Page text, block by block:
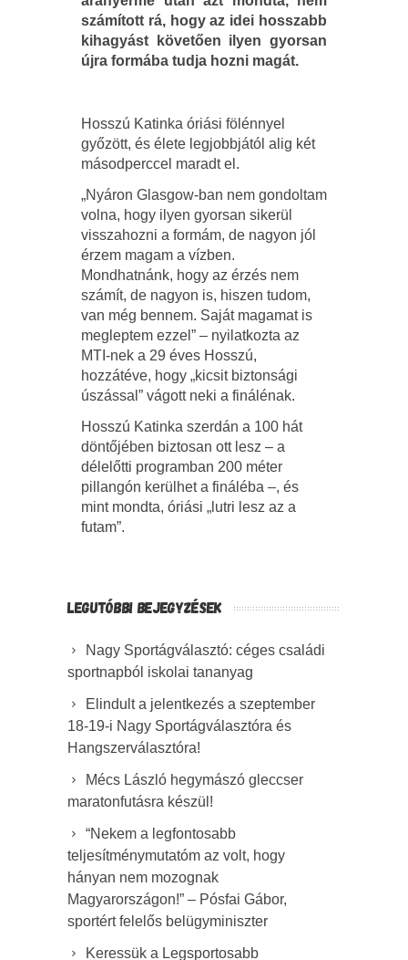
számított rá, hogy az idei hosszabb
kihagyást követően ilyen gyorsan
újra formába tudja hozni magát.
Hosszú Katinka óriási fölénnyel
győzött, és élete legjobbjától alig két
másodperccel maradt el.
„Nyáron Glasgow-ban nem gondoltam
volna, hogy ilyen gyorsan sikerül
visszahozni a formám, de nagyon jól
érzem magam a vízben.
Mondhatnánk, hogy az érzés nem
számít, de nagyon is, hiszen tudom,
van még bennem. Saját magamat is
megleptem ezzel” – nyilatkozta az
MTI-nek a 29 éves Hosszú,
hozzátéve, hogy „kicsit biztonsági
úszással” vágott neki a finálénak.
Hosszú Katinka szerdán a 100 hát
döntőjében biztosan ott lesz – a
délelőtti programban 200 méter
pillangón kerülhet a fináléba –, és
mint mondta, óriási „lutri lesz az a
futam”.
LEGUTÓBBI BEJEGYZÉSEK
Nagy Sportágválasztó: céges családi
sportnapból iskolai tananyag
Elindult a jelentkezés a szeptember
18-19-i Nagy Sportágválasztóra és
Hangszerválasztóra!
Mécs László hegymászó gleccser
maratonfutásra készül!
“Nekem a legfontosabb
teljesítménymutatóm az volt, hogy
hányan nem mozognak
Magyarországon!” – Pósfai Gábor,
sportért felelős belügyminiszter
Keressük a Legsportosabb